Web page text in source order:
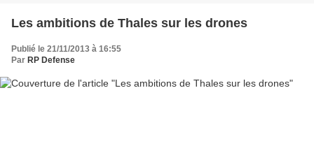
Les ambitions de Thales sur les drones
Publié le 21/11/2013 à 16:55
Par RP Defense